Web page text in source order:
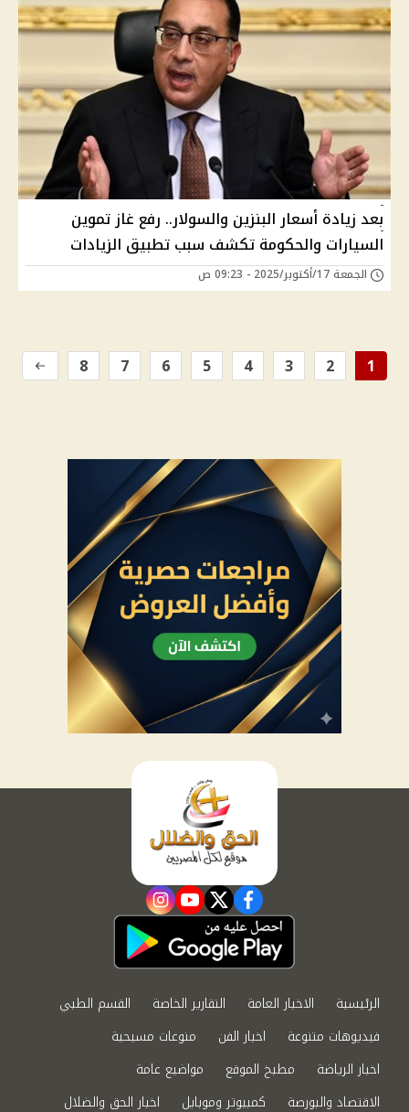
بعد زيادة أسعار البنزين والسولار.. رفع غاز تموين
السيارات والحكومة تكشف سبب تطبيق الزيادات
الجمعة 17/أكتوبر/2025 - 09:23 ص
1
2
3
4
5
6
7
8
facebook
twitter
youtube
instagram
الرئيسية الاخبار العامة التقارير الخاصة
القسم الطبي
فيديوهات متنوعة
اخبار الفن
منوعات مسيحية
اخبار الرياضة
مطبخ الموقع
مواضيع عامة
الاقتصاد والبورصة
كمبيوتر وموبايل اخبار الحق والضلال